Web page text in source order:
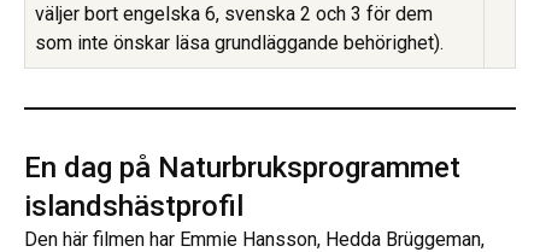
väljer bort engelska 6, svenska 2 och 3 för dem
som inte önskar läsa grundläggande behörighet).
En dag på Naturbruks­programmet
islandshästprofil
Den här filmen har Emmie Hansson, Hedda Brüggeman,